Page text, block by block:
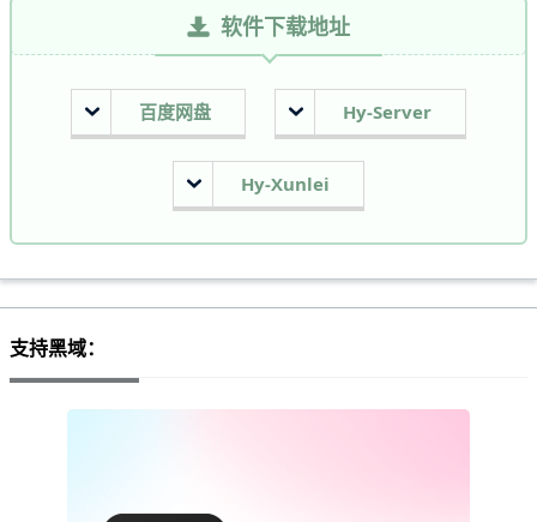
软件下载地址
百度网盘 Hy-Server
Hy-Xunlei
支持黑域：